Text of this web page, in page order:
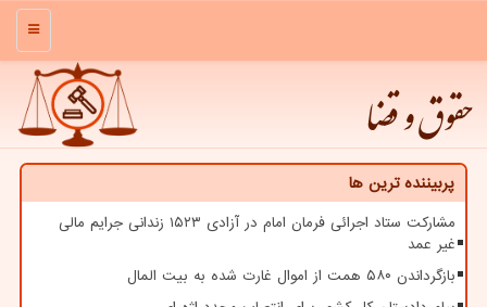
منو
حقوق و قضا
پربیننده ترین ها
مشارکت ستاد اجرائی فرمان امام در آزادی ۱۵۲۳ زندانی جرایم مالی
غیر عمد
بازگرداندن ۵۸۰ همت از اموال غارت شده به بیت المال